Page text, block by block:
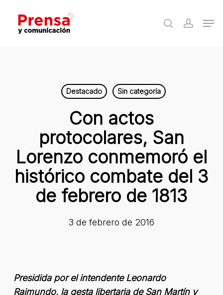
main
search
Destacado Sin categoría
Con actos
protocolares, San
Lorenzo conmemoró el
histórico combate del 3
de febrero de 1813
3 de febrero de 2016
Presidida por el intendente Leonardo
Raimundo, la gesta libertaria de San Martín y